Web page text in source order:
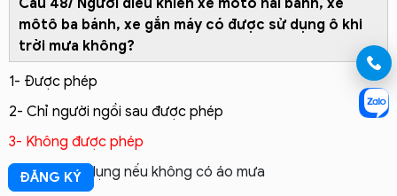
Câu 48/ Người điều khỉển xe môtô hai bánh, xe
môtô ba bánh, xe gắn máy có được sử dụng ô khi
trời mưa không?
1- Được phép
2- Chỉ người ngồi sau được phép
3- Không được phép
4- Được sử dụng nếu không có áo mưa
ĐĂNG KÝ